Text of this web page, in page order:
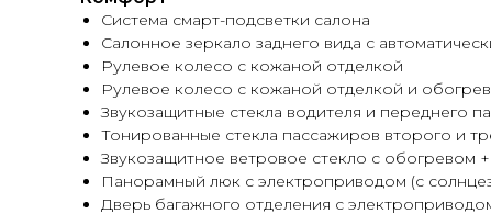
Система смарт-подсветки салона
Салонное зеркало заднего вида с
Рулевое колесо с кожаной отделкой
Рулевое колесо с кожаной отделкой и
Звукозащитные стекла водителя и переднего
Тонированные стекла пассажиров второго и
Звукозащитное ветровое стекло с обогревом
Панорамный люк с электроприводом (с
Дверь багажного отделения с